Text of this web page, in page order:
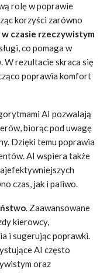
rolę w poprawie
korzyści zarówno
czasie rzeczywistym
co pomaga w
W rezultacie skraca się
poprawia komfort
AI pozwalają
biorąc pod uwagę
Dzięki temu poprawia
AI wspiera także
czas, jak i paliwo.
. Zaawansowane
kierowcy,
i sugerując poprawki.
AI często
oraz